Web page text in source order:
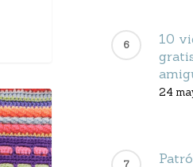
10
24